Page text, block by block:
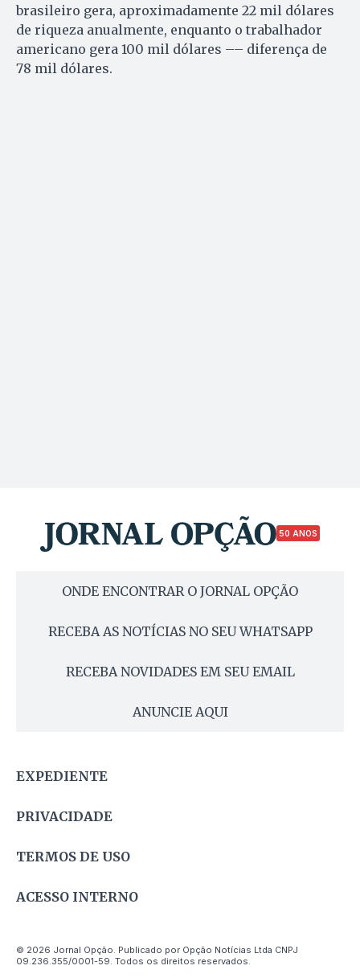
brasileiro gera, aproximadamente 22 mil dólares
de riqueza anualmente, enquanto o trabalhador
americano gera 100 mil dólares –– diferença de
78 mil dólares.
50 ANOS
ONDE ENCONTRAR O JORNAL OPÇÃO
RECEBA AS NOTÍCIAS NO SEU WHATSAPP
RECEBA NOVIDADES EM SEU EMAIL
ANUNCIE AQUI
EXPEDIENTE
PRIVACIDADE
TERMOS DE USO
ACESSO INTERNO
© 2026 Jornal Opção. Publicado por Opção Notícias Ltda CNPJ
09.236.355/0001-59. Todos os direitos reservados.